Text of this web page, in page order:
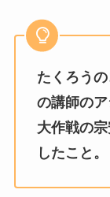
たくろう
の講師の
大作戦の
したこと。